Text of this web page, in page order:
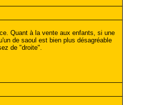
Quant à la vente aux enfants, si une
de saoul est bien plus désagréable
de "droite".